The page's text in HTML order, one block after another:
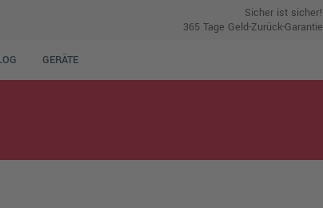
Sicher ist sicher!
365 Tage Geld-Zurück-Garantie
GERÄTE